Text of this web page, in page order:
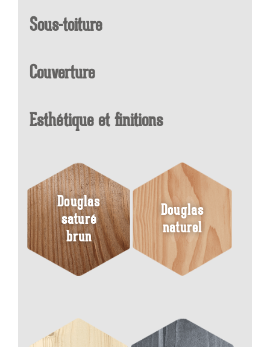
Sous-toiture
Couverture
Esthétique et finitions
Douglas
saturé
brun
Douglas
naturel